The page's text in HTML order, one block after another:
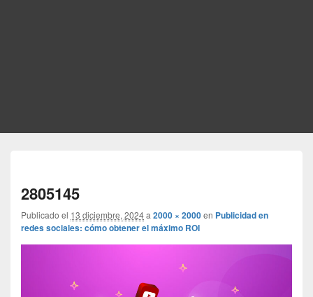
2805145
Publicado el 13 diciembre, 2024a 2000 × 2000en Publicidad en
redes sociales: cómo obtener el máximo ROI